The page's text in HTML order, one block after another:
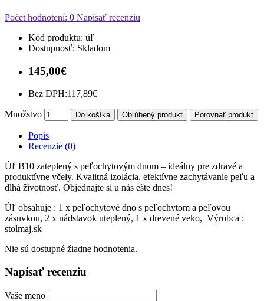
Počet hodnotení: 0 Napísať recenziu
Kód produktu: úľ
Dostupnosť: Skladom
145,00€
Bez DPH:117,89€
Množstvo Do košíka Obľúbený produkt Porovnať produkt
Popis
Recenzie (0)
Úľ B10 zateplený s peľochytovým dnom – ideálny pre zdravé a
produktívne včely. Kvalitná izolácia, efektívne zachytávanie peľu a
dlhá životnosť. Objednajte si u nás ešte dnes!
Úľ obsahuje : 1 x peľochytové dno s peľochytom a peľovou
zásuvkou, 2 x nádstavok uteplený, 1 x drevené veko, Výrobca :
stolmaj.sk
Nie sú dostupné žiadne hodnotenia.
Napísať recenziu
Vaše meno